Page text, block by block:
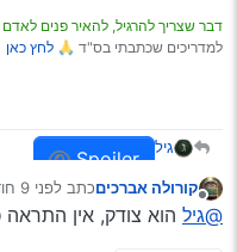
דבר שצריך להרגיל, להאיר פנים לאדם
למדריכים שכתבתי בס"ד 🙏 לחץ כאן
גיל Spoiler
מנותק
קורולה אברכיםכתב לפני 9 חודשים
נערך לאחרונה
@גיל הוא צודק, אין התראה